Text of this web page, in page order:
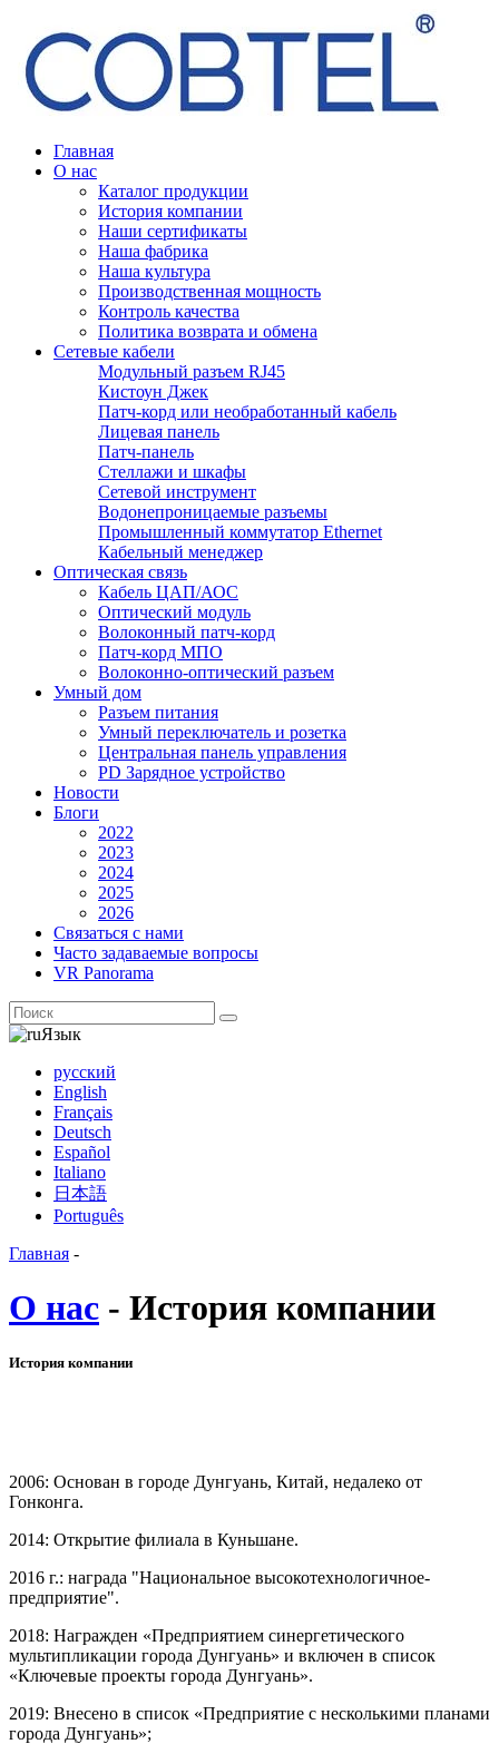
Главная
О нас
Каталог продукции
История компании
Наши сертификаты
Наша фабрика
Наша культура
Производственная мощность
Контроль качества
Политика возврата и обмена
Сетевые кабели
Модульный разъем RJ45
Кистоун Джек
Патч-корд или необработанный кабель
Лицевая панель
Патч-панель
Стеллажи и шкафы
Сетевой инструмент
Водонепроницаемые разъемы
Промышленный коммутатор Ethernet
Кабельный менеджер
Оптическая связь
Кабель ЦАП/АОС
Оптический модуль
Волоконный патч-корд
Патч-корд МПО
Волоконно-оптический разъем
Умный дом
Разъем питания
Умный переключатель и розетка
Центральная панель управления
PD Зарядное устройство
Новости
Блоги
2022
2023
2024
2025
2026
Связаться с нами
Часто задаваемые вопросы
VR Panorama
Язык
русский
English
Français
Deutsch
Español
Italiano
日本語
Português
Главная -
О нас - История компании
История компании
2006: Основан в городе Дунгуань, Китай, недалеко от
Гонконга.
2014: Открытие филиала в Куньшане.
2016 г.: награда "Национальное высокотехнологичное-
предприятие".
2018: Награжден «Предприятием синергетического
мультипликации города Дунгуань» и включен в список
«Ключевые проекты города Дунгуань».
2019: Внесено в список «Предприятие с несколькими планами
города Дунгуань»;